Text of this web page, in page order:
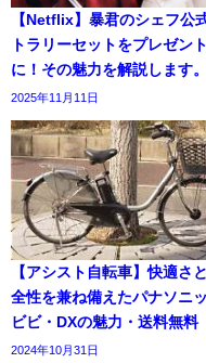
【Netflix】暴君のシェフ公
トラリーセットをプレゼント
に！その魅力を解説します。
2025年11月11日
【アシスト自転車】快適さ
全性を兼ね備えたパナソニ
ビビ・DXの魅力・送料無料
2024年10月31日